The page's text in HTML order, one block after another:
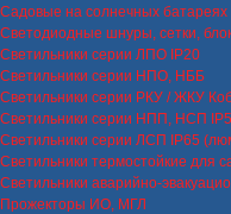
Садовые на солнечных батареях
Светодиодные шнуры, сетки,
Светильники серии ЛПО IP20
Светильники серии НПО, НББ
Светильники серии РКУ / ЖКУ
Светильники серии НПП, НСП
Светильники серии ЛСП IP65
Светильники термостойкие для
Светильники аварийно-
Прожекторы ИО, МГЛ